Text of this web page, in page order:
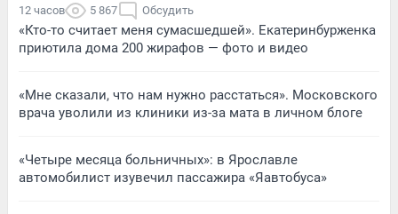
12 часов 5 867 Обсудить
«Кто-то считает меня сумасшедшей». Екатеринбурженка
приютила дома 200 жирафов — фото и видео
«Мне сказали, что нам нужно расстаться». Московского
врача уволили из клиники из-за мата в личном блоге
«Четыре месяца больничных»: в Ярославле
автомобилист изувечил пассажира «Яавтобуса»